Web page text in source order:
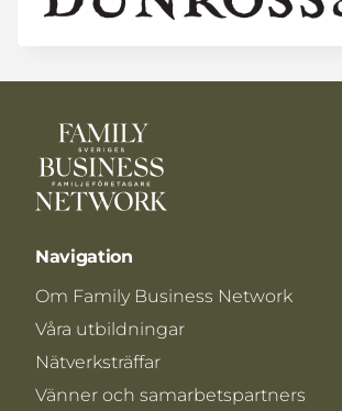
Navigation
Om Family Business Network
Våra utbildningar
Nätverksträffar
Vänner och samarbetspartners